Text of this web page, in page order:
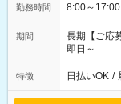
勤務時間
期間
長期【ご応
即日～
特徴 日払いOK /